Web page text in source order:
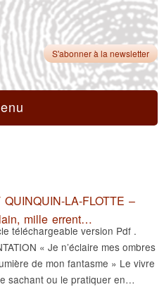
S'abonner à la newsletter
LA-FLOTTE –
mille errent…
téléchargeable version Pdf .
« Je n’éclaire mes ombres
de mon fantasme » Le vivre
sachant ou le pratiquer en…